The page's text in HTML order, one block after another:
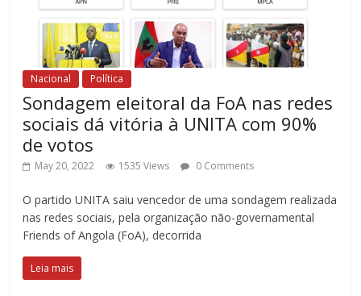
Nacional Política
Sondagem eleitoral da FoA nas redes
sociais dá vitória à UNITA com 90%
de votos
May 20, 2022 1535 Views 0 Comments
O partido UNITA saiu vencedor de uma sondagem realizada
nas redes sociais, pela organização não-governamental
Friends of Angola (FoA), decorrida
Leia mais